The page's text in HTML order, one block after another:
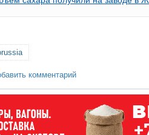
комментарий